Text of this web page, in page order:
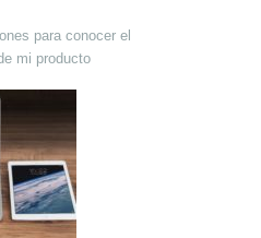
para conocer el
mi producto